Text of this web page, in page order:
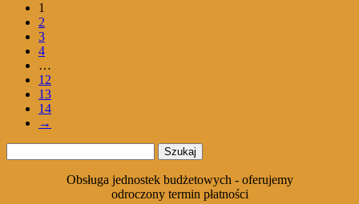
1
2
3
4
…
12
13
14
→
Obsługa jednostek budżetowych - oferujemy
odroczony termin płatności